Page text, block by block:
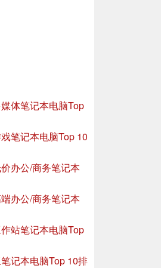
体笔记本电脑Top
笔记本电脑Top 10
办公/商务笔记本
办公/商务笔记本
站笔记本电脑Top
记本电脑Top 10排